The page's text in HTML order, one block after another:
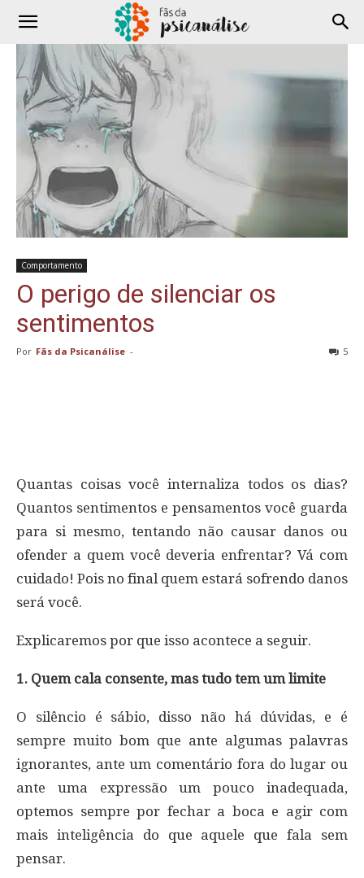
Comportamento
O perigo de silenciar os
sentimentos
Por Fãs da Psicanálise - 5
Quantas coisas você internaliza todos os dias?
Quantos sentimentos e pensamentos você guarda
para si mesmo, tentando não causar danos ou
ofender a quem você deveria enfrentar? Vá com
cuidado! Pois no final quem estará sofrendo danos
será você.
Explicaremos por que isso acontece a seguir.
1. Quem cala consente, mas tudo tem um limite
O silêncio é sábio, disso não há dúvidas, e é
sempre muito bom que ante algumas palavras
ignorantes, ante um comentário fora do lugar ou
ante uma expressão um pouco inadequada,
optemos sempre por fechar a boca e agir com
mais inteligência do que aquele que fala sem
pensar.